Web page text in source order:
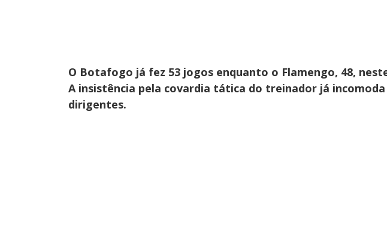
O Botafogo já fez 53 jogos enquanto o Flamengo, 48,
A insistência pela covardia tática do treinador já
dirigentes.